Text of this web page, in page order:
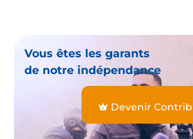
Vous êtes les garants
de notre indépendance
Devenir